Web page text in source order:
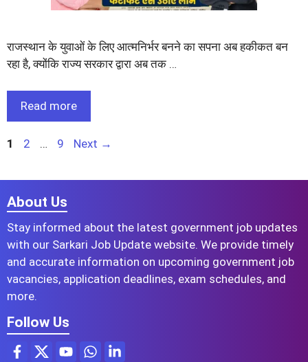
राजस्थान के युवाओं के लिए आत्मनिर्भर बनने का सपना अब हकीकत बन
रहा है, क्योंकि राज्य सरकार द्वारा अब तक …
Read more
Page
1 Page
2 … Page
9 Next →
About Us
Stay informed about the latest government job updates
with our Sarkari Job Update website. We provide timely
and accurate information on upcoming government job
vacancies, application deadlines, exam schedules, and
more.
Follow Us